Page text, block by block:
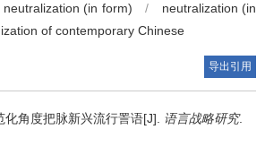
neutralization (in form) /
neutralization (in
of contemporary Chinese
导出引用
化角度把脉新兴流行詈语[J]. 语言战略研究.